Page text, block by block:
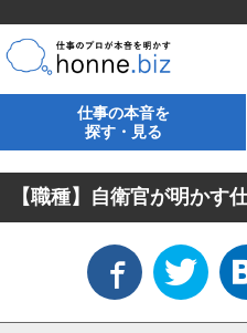
仕事の本音を
探す・見る
【職種】自衛官が明かす